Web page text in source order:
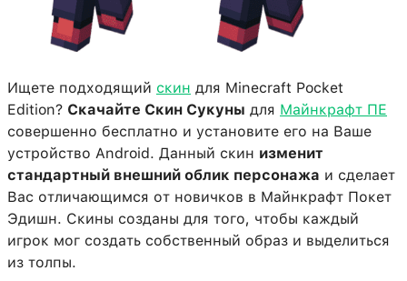
Ищете подходящий скин для Minecraft Pocket
Edition? Скачайте Скин Сукуны для Майнкрафт ПЕ
совершенно бесплатно и установите его на Ваше
устройство Android. Данный скин изменит
стандартный внешний облик персонажа и сделает
Вас отличающимся от новичков в Майнкрафт Покет
Эдишн. Скины созданы для того, чтобы каждый
игрок мог создать собственный образ и выделиться
из толпы.